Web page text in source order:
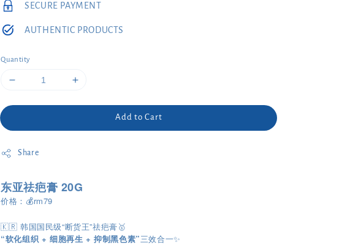
SECURE PAYMENT
AUTHENTIC PRODUCTS
Quantity
Add to Cart
Share
东亚祛疤膏 20G
价格：💰rm79
🇰🇷 韩国国民级“断货王”祛疤膏🥇
“软化组织 + 细胞再生 + 抑制黑色素”三效合一✨